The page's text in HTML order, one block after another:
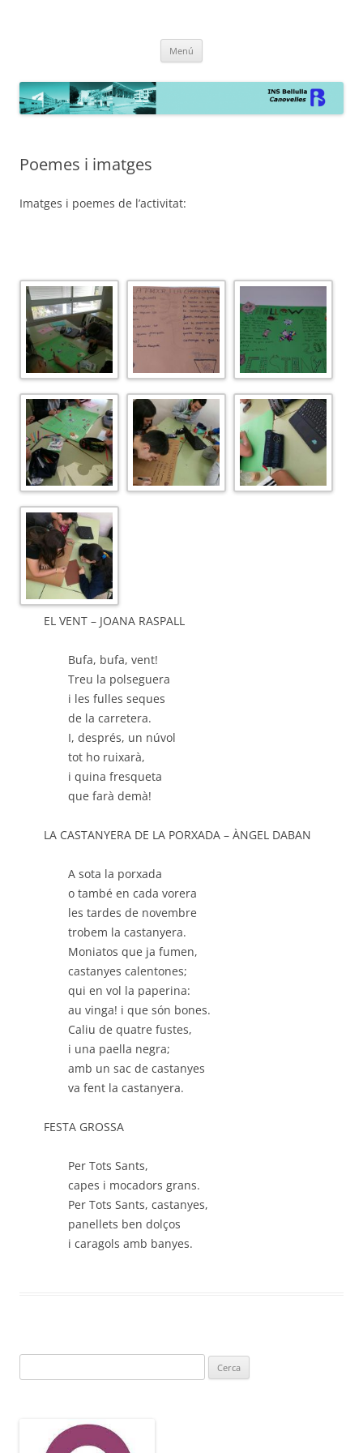
Menú
Poemes i imatges
Imatges i poemes de l’activitat:
EL VENT – JOANA RASPALL
Bufa, bufa, vent!
Treu la polseguera
i les fulles seques
de la carretera.
I, després, un núvol
tot ho ruixarà,
i quina fresqueta
que farà demà!
LA CASTANYERA DE LA PORXADA – ÀNGEL DABAN
A sota la porxada
o també en cada vorera
les tardes de novembre
trobem la castanyera.
Moniatos que ja fumen,
castanyes calentones;
qui en vol la paperina:
au vinga! i que són bones.
Caliu de quatre fustes,
i una paella negra;
amb un sac de castanyes
va fent la castanyera.
FESTA GROSSA
Per Tots Sants,
capes i mocadors grans.
Per Tots Sants, castanyes,
panellets ben dolços
i caragols amb banyes.